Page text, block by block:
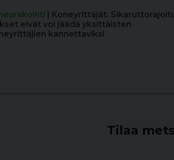
| Koneyrittäjät:
eivät voi jäädä yksittäisten
kannettaviksi
Tilaa